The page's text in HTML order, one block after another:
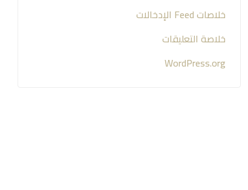
خلاصات Feed الإدخالات
خلاصة التعليقات
WordPress.org